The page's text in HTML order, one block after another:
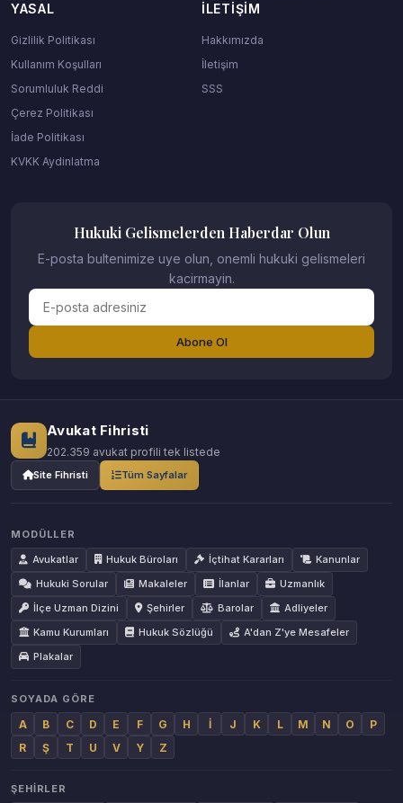
YASAL
Gizlilik Politikası
Kullanım Koşulları
Sorumluluk Reddi
Çerez Politikası
İade Politikası
KVKK Aydinlatma
İLETIŞIM
Hakkımızda
İletişim
SSS
Hukuki Gelismelerden Haberdar Olun
E-posta bultenimize uye olun, onemli hukuki gelismeleri
kacirmayin.
Abone Ol
Avukat Fihristi
202.359 avukat profili tek listede
Site Fihristi Tüm Sayfalar
MODÜLLER
Avukatlar
Hukuk Büroları İçtihat Kararları
Kanunlar
Hukuki Sorular
Makaleler İlanlar
Uzmanlık
İlçe Uzman Dizini
Şehirler Barolar
Adliyeler
Kamu Kurumları
Hukuk Sözlüğü
A'dan Z'ye Mesafeler
Plakalar
SOYADA GÖRE
A B C D E F G H İ J K L M N O
P
R
Ş T U V Y Z
ŞEHIRLER